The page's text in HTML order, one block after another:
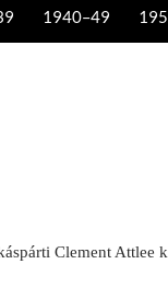
1940–49
Clement Attlee